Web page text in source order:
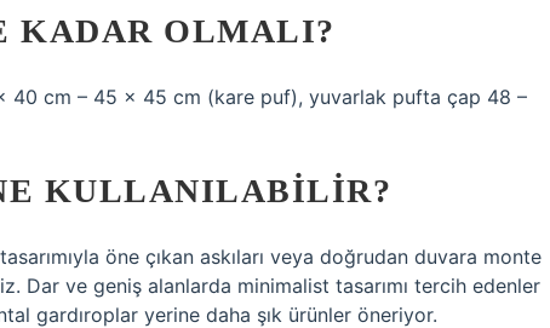
KADAR OLMALI?
40 cm – 45 x 45 cm (kare puf), yuvarlak pufta çap 48 –
KULLANILABILIR?
öne çıkan askıları veya doğrudan duvara monte
Dar ve geniş alanlarda minimalist tasarımı tercih edenler
gardıroplar yerine daha şık ürünler öneriyor.